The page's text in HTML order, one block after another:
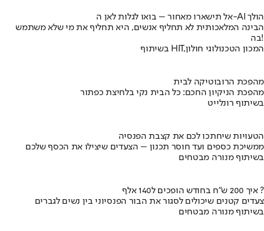
אל תישארו מאחור – בואו לגלות לאן ה-AI הולך
הבינה המלאכותית לא תחליף אנשים, היא תחליף את מי שלא משתמש
בה!
בשיתוף HIT,המכון הטכנולוגי חולון
מהפכת הרובוטיקה לבית
מהפכת הניקיון החכם: כל הבית נקי בלחיצת כפתור
בשיתוף רונלייט
הטעויות שיחתכו לכם את קצבת הפנסיה
ממשיכת כספים ועד חוסר תכנון – הצעדים שיצילו את הכסף שלכם
בשיתוף מנורה מבטחים
איך 200 ש"ח בחודש הופכים ל140 אלף ?
צעדים קטנים שיכולים לסגור את הבור הפנסיוני בין נשים לגברים
בשיתוף מנורה מבטחים